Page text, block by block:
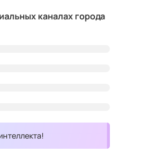
каналах города